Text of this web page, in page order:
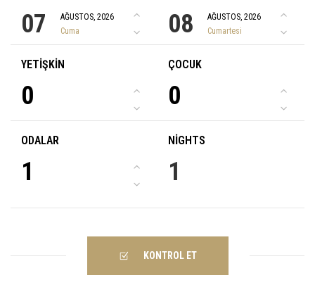
07
AĞUSTOS, 2026
Cuma
08
AĞUSTOS, 2026
Cumartesi
YETIŞKIN
0
ÇOCUK
0
ODALAR
1
NIGHTS
1
KONTROL ET